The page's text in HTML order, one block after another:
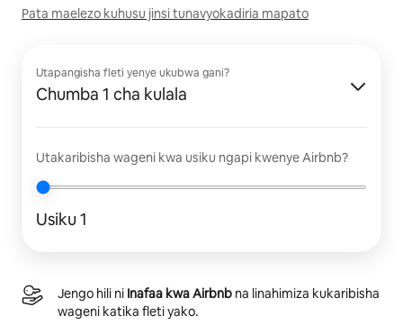
Pata maelezo kuhusu jinsi tunavyokadiria mapato
Utapangisha fleti yenye ukubwa gani?
Chumba 1 cha kulala
Utakaribisha wageni kwa usiku ngapi kwenye Airbnb?
Usiku 1
Jengo hili ni Inafaa kwa Airbnb na linahimiza kukaribisha
wageni katika fleti yako.